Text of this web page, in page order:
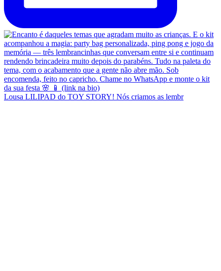
Lousa LILIPAD do TOY STORY! Nós criamos as lembr